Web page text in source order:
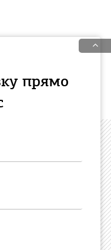
прямо